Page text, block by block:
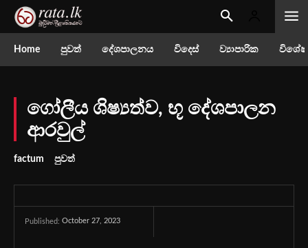
Home පුවත් දේශපාලනය විදෙස් ව්‍යාපාරික
ගෝලීය ශිෂ්‍යත්ව, භූ දේශපාලන
ආරවුල්
factum පුවත්
Published: October 27, 2023